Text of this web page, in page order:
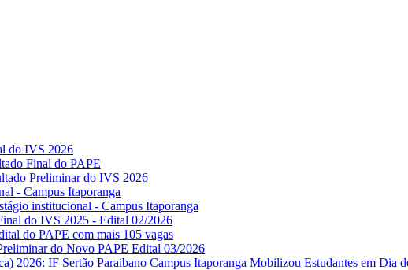
do IVS 2026
Final do PAPE
Preliminar do IVS 2026
- Campus Itaporanga
institucional - Campus Itaporanga
do IVS 2025 - Edital 02/2026
do PAPE com mais 105 vagas
do Novo PAPE Edital 03/2026
2026: IF Sertão Paraibano Campus Itaporanga Mobilizou Estudantes em Dia